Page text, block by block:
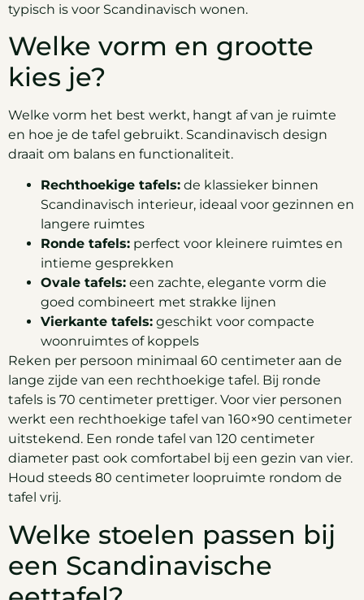
typisch is voor Scandinavisch wonen.
Welke vorm en grootte
kies je?
Welke vorm het best werkt, hangt af van je ruimte
en hoe je de tafel gebruikt. Scandinavisch design
draait om balans en functionaliteit.
Rechthoekige tafels: de klassieker binnen
Scandinavisch interieur, ideaal voor gezinnen en
langere ruimtes
Ronde tafels: perfect voor kleinere ruimtes en
intieme gesprekken
Ovale tafels: een zachte, elegante vorm die
goed combineert met strakke lijnen
Vierkante tafels: geschikt voor compacte
woonruimtes of koppels
Reken per persoon minimaal 60 centimeter aan de
lange zijde van een rechthoekige tafel. Bij ronde
tafels is 70 centimeter prettiger. Voor vier personen
werkt een rechthoekige tafel van 160×90 centimeter
uitstekend. Een ronde tafel van 120 centimeter
diameter past ook comfortabel bij een gezin van vier.
Houd steeds 80 centimeter loopruimte rondom de
tafel vrij.
Welke stoelen passen bij
een Scandinavische